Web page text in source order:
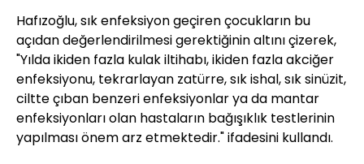
Hafızoğlu, sık enfeksiyon geçiren çocukların bu
açıdan değerlendirilmesi gerektiğinin altını çizerek,
"Yılda ikiden fazla kulak iltihabı, ikiden fazla akciğer
enfeksiyonu, tekrarlayan zatürre, sık ishal, sık sinüzit,
ciltte çıban benzeri enfeksiyonlar ya da mantar
enfeksiyonları olan hastaların bağışıklık testlerinin
yapılması önem arz etmektedir." ifadesini kullandı.